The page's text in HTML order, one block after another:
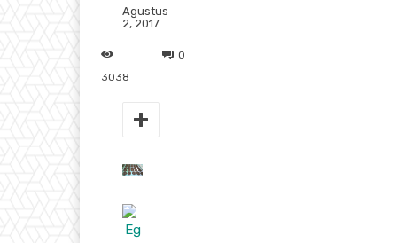
Agustus
2, 2017
0
3038